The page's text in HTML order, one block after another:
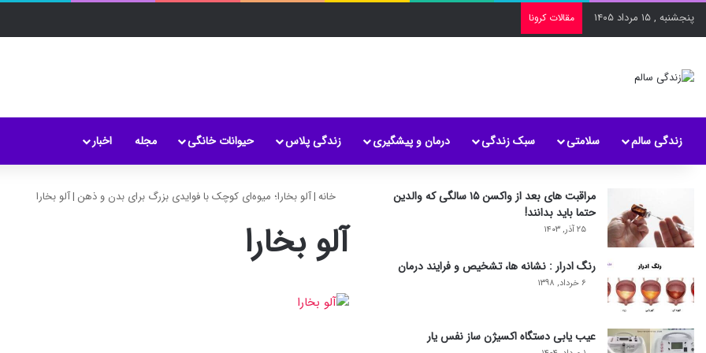
پنجشنبه , ۱۵ مرداد ۱۴۰۵ مقالات کرونا
زندگی سالم سلامتی سبک زندگی درمان و پیشگیری زندگی پلاس حیوانات خانگی مجله اخبار
خانه|آلو بخارا؛ میوه‌ای کوچک با فوایدی بزرگ برای بدن و ذهن |آلو بخارا
آلو بخارا
مراقبت های بعد از واکسن ۱۵ سالگی که والدین
حتما باید بدانند!
۲۵ آذر, ۱۴۰۳
رنگ ادرار : نشانه ها، تشخیص و فرایند درمان
۶ خرداد, ۱۳۹۸
عیب یابی دستگاه اکسیژن ساز نفس یار